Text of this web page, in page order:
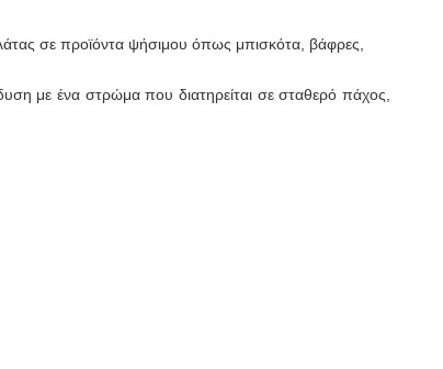
σε προϊόντα ψήσιμου όπως μπισκότα, βάφρες,
με ένα στρώμα που διατηρείται σε σταθερό πάχος,